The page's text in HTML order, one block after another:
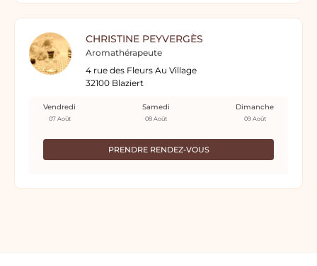
CHRISTINE PEYVERGÈS
Aromathérapeute
4 rue des Fleurs Au Village
32100 Blaziert
PRENDRE RENDEZ-VOUS
Vendredi
07 Août
Samedi
08 Août
Dimanche
09 Août